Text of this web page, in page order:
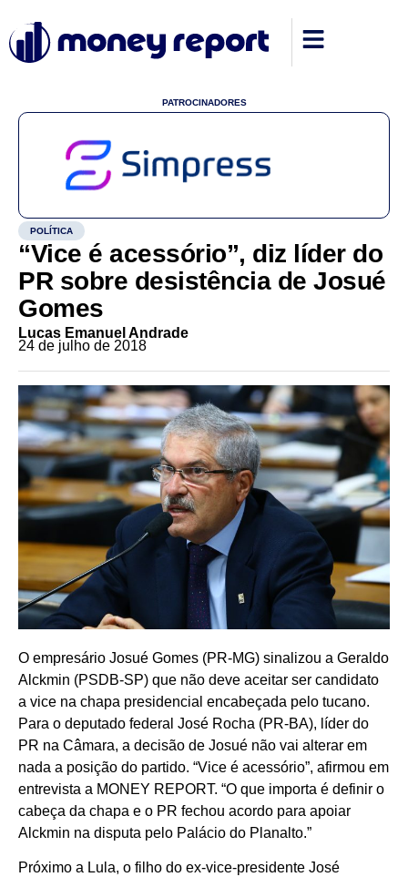
PATROCINADORES
POLÍTICA
“Vice é acessório”, diz líder do
PR sobre desistência de Josué
Gomes
Lucas Emanuel Andrade
24 de julho de 2018
O empresário Josué Gomes (PR-MG) sinalizou a Geraldo
Alckmin (PSDB-SP) que não deve aceitar ser candidato
a vice na chapa presidencial encabeçada pelo tucano.
Para o deputado federal José Rocha (PR-BA), líder do
PR na Câmara, a decisão de Josué não vai alterar em
nada a posição do partido. “Vice é acessório”, afirmou em
entrevista a MONEY REPORT. “O que importa é definir o
cabeça da chapa e o PR fechou acordo para apoiar
Alckmin na disputa pelo Palácio do Planalto.”
Próximo a Lula, o filho do ex-vice-presidente José